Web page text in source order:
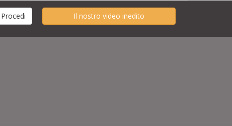
Il nostro video inedito